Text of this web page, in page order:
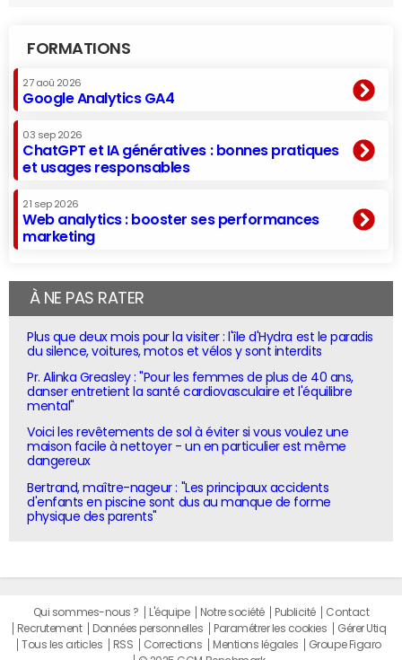
FORMATIONS
27 aoû 2026
Google Analytics GA4
03 sep 2026
ChatGPT et IA génératives : bonnes pratiques
et usages responsables
21 sep 2026
Web analytics : booster ses performances
marketing
À NE PAS RATER
Plus que deux mois pour la visiter : l'île d'Hydra est le paradis
du silence, voitures, motos et vélos y sont interdits
Pr. Alinka Greasley : "Pour les femmes de plus de 40 ans,
danser entretient la santé cardiovasculaire et l'équilibre
mental"
Voici les revêtements de sol à éviter si vous voulez une
maison facile à nettoyer - un en particulier est même
dangereux
Bertrand, maître-nageur : "Les principaux accidents
d'enfants en piscine sont dus au manque de forme
physique des parents"
Qui sommes-nous ? L'équipe Notre société Publicité
Contact
Recrutement
Données personnelles Paramétrer les cookies
Gérer Utiq
Tous les articles
RSS Corrections Mentions légales
Groupe Figaro